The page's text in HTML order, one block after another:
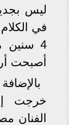
ليس
في
4
أصبحت
خرجت
الفنان